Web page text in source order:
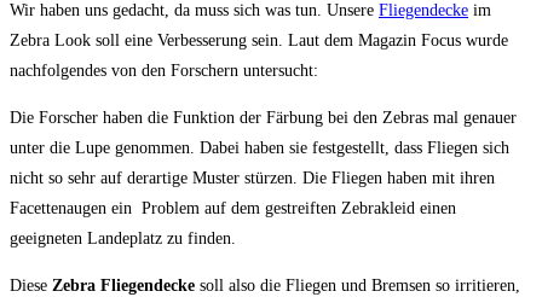
Wir haben uns gedacht, da muss sich was tun. Unsere Fliegendecke im
Zebra Look soll eine Verbesserung sein. Laut dem Magazin Focus wurde
nachfolgendes von den Forschern untersucht:
Die Forscher haben die Funktion der Färbung bei den Zebras mal genauer
unter die Lupe genommen. Dabei haben sie festgestellt, dass Fliegen sich
nicht so sehr auf derartige Muster stürzen. Die Fliegen haben mit ihren
Facettenaugen ein Problem auf dem gestreiften Zebrakleid einen
geeigneten Landeplatz zu finden.
Diese Zebra Fliegendecke soll also die Fliegen und Bremsen so irritieren,